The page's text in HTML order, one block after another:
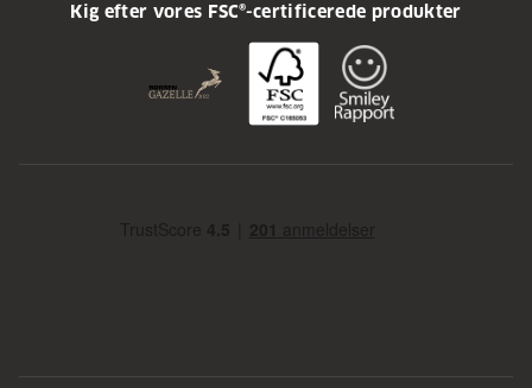
Kig efter vores FSC®-certificerede produkter